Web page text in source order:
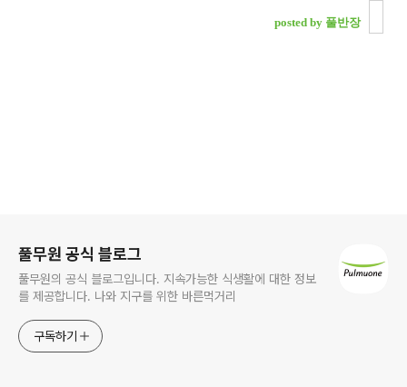
posted by 풀반장
풀무원 공식 블로그
풀무원의 공식 블로그입니다. 지속가능한 식생활에 대한 정보
를 제공합니다. 나와 지구를 위한 바른먹거리
구독하기